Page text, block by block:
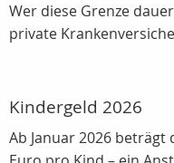
Wer diese Grenze
private
Kindergeld 2026
Ab Januar 2026